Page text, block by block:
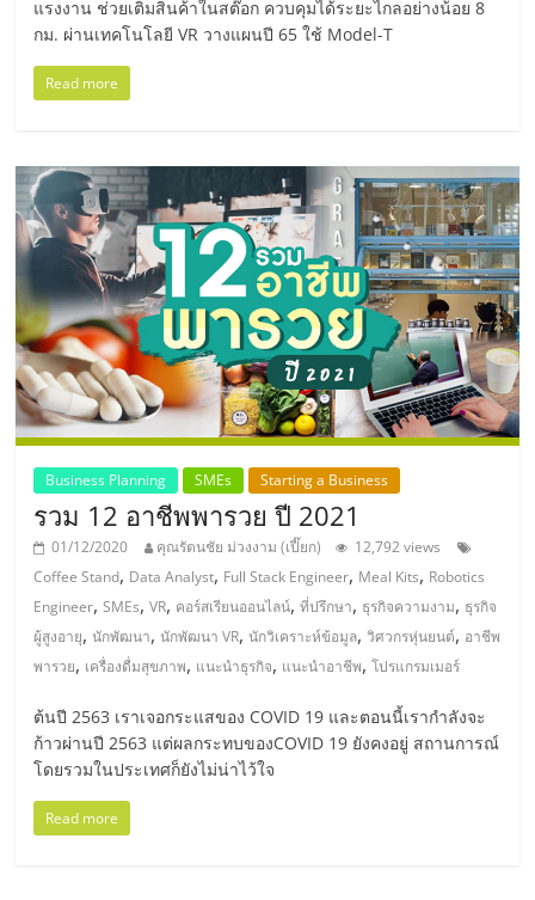
แฟ
รน
ไชส์,
ที่
ปรึกษา
แฟ
รน
ไชส์,
รวม
แฟ
รน
ไชส์
ขาย
แรงงาน ช่วยเติมสินค้าในสต๊อก ควบคุมได้ระยะไกลอย่างน้อย 8
กม. ผ่านเทคโนโลยี VR วางแผนปี 65 ใช้ Model-T
Read more
Business Planning SMEs Starting a Business
รวม 12 อาชีพพารวย ปี 2021
01/12/2020 คุณรัตนชัย ม่วงงาม (เปี๊ยก)
12,792 views
Coffee Stand, Data Analyst, Full Stack Engineer, Meal Kits, Robotics
Engineer,SMEs,VR, คอร์สเรียนออนไลน์,ที่ปรึกษา, ธุรกิจความงาม, ธุรกิจ
ผู้สูงอายุ,นักพัฒนา,นักพัฒนา VR,นักวิเคราะห์ข้อมูล,วิศวกรหุ่นยนต์, อาชีพ
พารวย, เครื่องดื่มสุขภาพ, แนะนำธุรกิจ, แนะนำอาชีพ,โปรแกรมเมอร์
ต้นปี 2563 เราเจอกระแสของ COVID 19 และตอนนี้เรากำลังจะ
ก้าวผ่านปี 2563 แต่ผลกระทบของCOVID 19 ยังคงอยู่ สถานการณ์
โดยรวมในประเทศก็ยังไม่น่าไว้ใจ
Read more